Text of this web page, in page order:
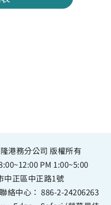
港務分公司 版權所有
PM 1:00~5:00
中正區中正路1號
絡中心： 886-2-24206263